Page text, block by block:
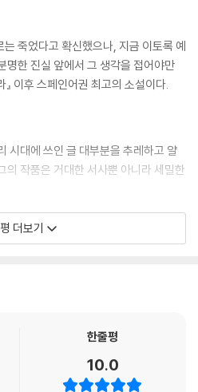
만 열일곱 살입니다. 죽은 생도와 거의
그들이 충격을 받는 것은 당연합니다.”
전한 현실로 펼쳐져 있었다. 그리고 그
으면 순식간에 녹아버릴 눈과 같았다.
에 대한 기억은 아직도 피하려야 피할
처럼 움츠러들었다.
로 대변되는 페루의 사회 문제를 비
에서 출간을 거절당했다. 그러다 문학연
히 읽게 됐고, 그는 바르셀로나 세익스
간을 의뢰했다. 당시 정권의 검열을
인 소설에 수여하는 비블리오테카 브레
다. 군 기관에 대한 비판으로 보일 여
들』은 탈고한 지 이 년이 지난 1963년
스페인 비평상을 수상했다. 이 소설은
알렸으며, “‘붐 소설’이란 굉음을 터뜨
평가받고 있다.
’ ‘산골 촌놈’ 세 사람과 함께 ‘왕초 그
지를 훔칠 계획을 세운다. 보초를 서던
건물로 몰래 숨어드는 모습을 목격한
죽었다고 확신했으나, 지금 이토록 예
명한 진실 앞에서 그 생각을 접어야만
이후 스페인어권 최고의 소설이다.
시대에 쓰인 글 대부분을 추레하고 얄
의 작품은 거대한 서사뿐 아니라 세밀한
권이 토해낸 끔찍한 사회, 수십 년 동안
의 세계를 마주했다. 그리고 그는 호기
에서 독자들을 당시의 분위기로 끌어들
더보기
한줄평
10.0